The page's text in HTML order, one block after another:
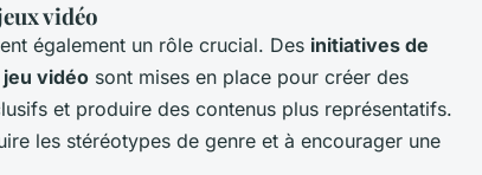
vidéo
également un rôle crucial. Des initiatives de
vidéo sont mises en place pour créer des
et produire des contenus plus représentatifs.
les stéréotypes de genre et à encourager une